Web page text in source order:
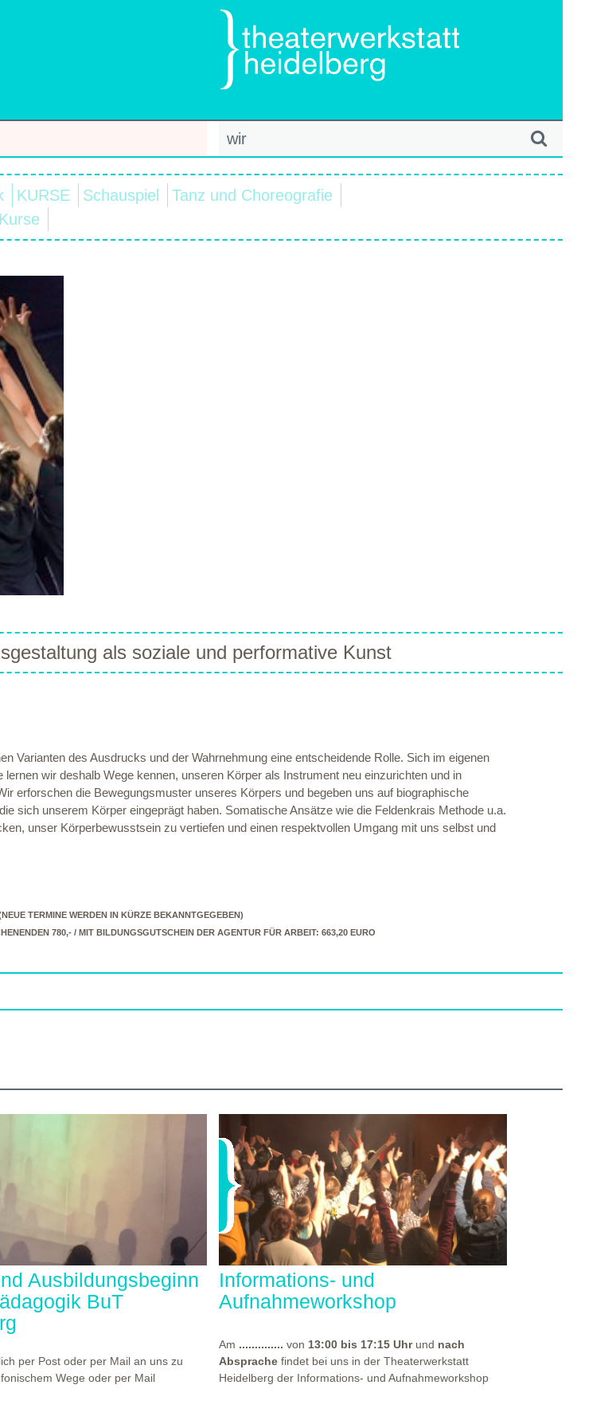
wir
KURSE Schauspiel
Tanz und Choreografie
als soziale und performative Kunst
Varianten des Ausdrucks und der Wahrnehmung eine entscheidende Rolle. Sich im eigenen
wir deshalb Wege kennen, unseren Körper als Instrument neu einzurichten und in
erforschen die Bewegungsmuster unseres Körpers und begeben uns auf biographische
sich unserem Körper eingeprägt haben. Somatische Ansätze wie die Feldenkrais Methode u.a.
unser Körperbewusstsein zu vertiefen und einen respektvollen Umgang mit uns selbst und
TERMINE WERDEN IN KÜRZE BEKANNTGEGEBEN)
780,- / MIT BILDUNGSGUTSCHEIN DER AGENTUR FÜR ARBEIT: 663,20 EURO
Ausbildungsbeginn
BuT
per Post oder per Mail an uns zu
Wege oder per Mail
Informations- und
Aufnahmeworkshop
Am .............. von 13:00 bis 17:15 Uhrund nach
Absprache findet bei uns in der Theaterwerkstatt
Heidelberg der Informations- und Aufnahmeworkshop